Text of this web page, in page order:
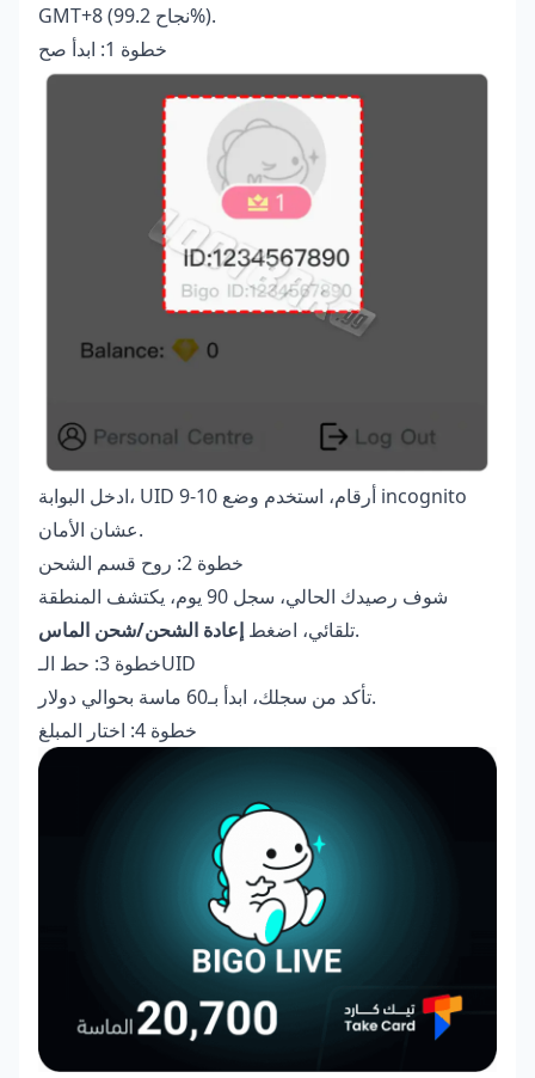
GMT+8 (نجاح 99.2%).
خطوة 1: ابدأ صح
ادخل البوابة، UID 9-10 أرقام، استخدم وضع incognito
عشان الأمان.
خطوة 2: روح قسم الشحن
شوف رصيدك الحالي، سجل 90 يوم، يكتشف المنطقة
تلقائي، اضغط إعادة الشحن/شحن الماس
.
خطوة 3: حط الـUID
تأكد من سجلك، ابدأ بـ60 ماسة بحوالي دولار.
خطوة 4: اختار المبلغ